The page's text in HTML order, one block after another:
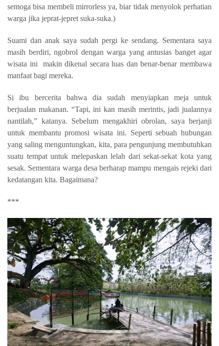
semoga bisa membeli mirrorless ya, biar tidak menyolok perhatian
warga jika jeprat-jepret suka-suka.)
Suami dan anak saya sudah pergi ke sendang. Sementara saya
masih berdiri, ngobrol dengan warga yang antusias banget agar
wisata ini
makin dikenal secara luas dan benar-benar membawa
manfaat bagi mereka.
Si ibu bercerita bahwa dia sudah menyiapkan meja untuk
berjualan makanan. “Tapi, ini kan masih merintis, jadi jualannya
nantilah,” katanya. Sebelum mengakhiri obrolan, saya berjanji
untuk membantu promosi wisata ini. Seperti sebuah hubungan
yang saling menguntungkan, kita, para pengunjung membutuhkan
suatu tempat untuk melepaskan lelah dari sekat-sekat kota yang
sesak. Sementara warga desa berharap mampu mengais rejeki dari
kedatangan kita. Bagaimana?
***